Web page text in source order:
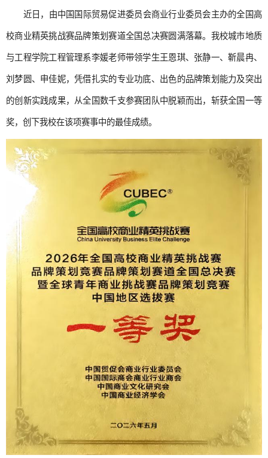
近日，由中国国际贸易促进委员会商业行业委员会主办的全国高
校商业精英挑战赛品牌策划赛道全国总决赛圆满落幕。我校城市地质
与工程学院工程管理系李媛老师带领学生王恩琪、张静一、靳晨冉、
刘梦圆、申佳妮，凭借扎实的专业功底、出色的品牌策划能力及突出
的创新实践成果，从全国数千支参赛团队中脱颖而出，斩获全国一等
奖，创下我校在该项赛事中的最佳成绩。